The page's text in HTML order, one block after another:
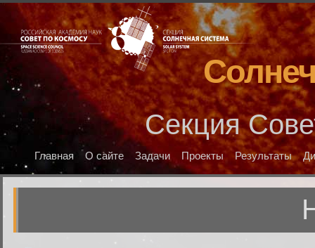
Секция
Главная О сайте Задачи Проекты Результаты